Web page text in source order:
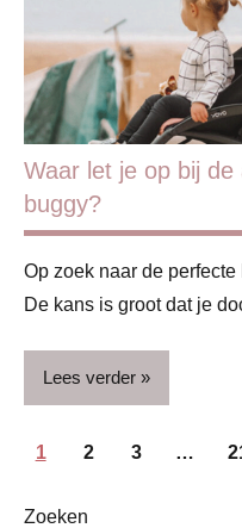
Waar let je op bij
buggy?
Op zoek naar de
De kans is groot dat je
Lees verder
Baby
Berichten
1 2 3 …
Zoeken